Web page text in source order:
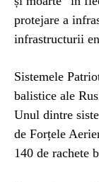
protejare a
infrastructurii
Sistemele
balistice ale
Unul dintre
de Forțele
140 de